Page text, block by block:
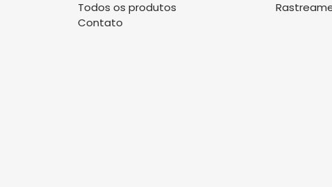
Todos os produtos
Contato